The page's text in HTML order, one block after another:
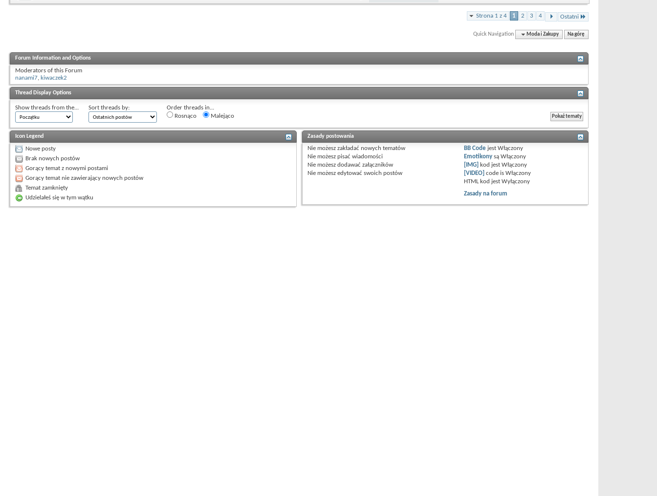
Strona 1 z 4 1 2 3 4 Ostatni
Quick Navigation Moda i Zakupy Na górę
Forum Information and Options
Moderators of this Forum
nanami7, kiwaczek2
Thread Display Options
Show threads from the... Sort threads by:
Order threads in...
Rosnąco
Malejąco
Icon Legend
Nowe posty
Brak nowych postów
Gorący temat z nowymi postami
Gorący temat nie zawierający nowych postów
Temat zamknięty
Udzielałeś się w tym wątku
Zasady postowania
Nie możeszzakładać nowych tematów
Nie możeszpisać wiadomości
Nie możeszdodawać załączników
Nie możeszedytować swoich postów
BB Code jestWłączony
Emotikony sąWłączony
[IMG] kod jestWłączony
[VIDEO] code isWłączony
HTML kod jestWyłączony
Zasady na forum